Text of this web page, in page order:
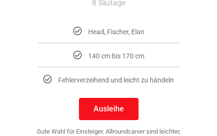
8 Skitage
Head, Fischer, Elan
140 cm bis 170 cm
Fehlerverzeihend und leicht zu händeln
Ausleihe
Gute Wahl für Einsteiger. Allroundcarver sind leichter,